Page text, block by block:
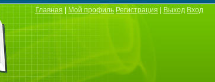
Главная|Мой профиль Регистрация Выход Вход